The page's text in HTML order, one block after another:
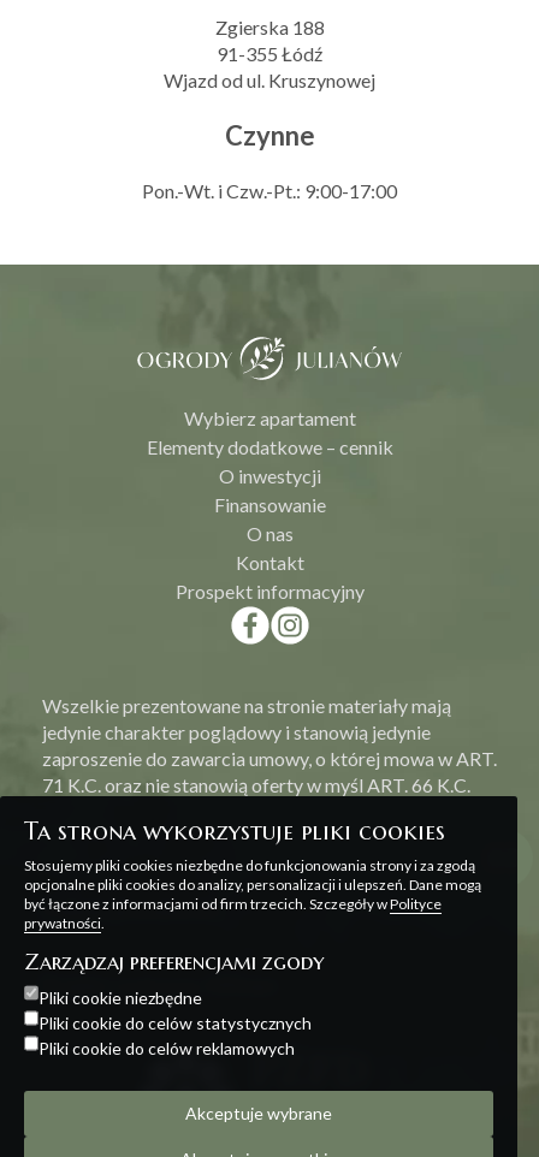
Zgierska 188
91-355 Łódź
Wjazd od ul. Kruszynowej
Czynne
Pon.-Wt. i Czw.-Pt.: 9:00-17:00
Wybierz apartament
Elementy dodatkowe – cennik
O inwestycji
Finansowanie
O nas
Kontakt
Prospekt informacyjny
Wszelkie prezentowane na stronie materiały mają
jedynie charakter poglądowy i stanowią jedynie
zaproszenie do zawarcia umowy, o której mowa w ART.
71 K.C. oraz nie stanowią oferty w myśl ART. 66 K.C.
Polityka prywatności
Ta strona wykorzystuje pliki cookies
Stosujemy pliki cookies niezbędne do funkcjonowania strony i za zgodą
opcjonalne pliki cookies do analizy, personalizacji i ulepszeń. Dane mogą
być łączone z informacjami od firm trzecich. Szczegóły wPolityce
prywatności.
Zarządzaj preferencjami zgody
Pliki cookie niezbędne
Pliki cookie do celów statystycznych
Pliki cookie do celów reklamowych
Akceptuje wybrane